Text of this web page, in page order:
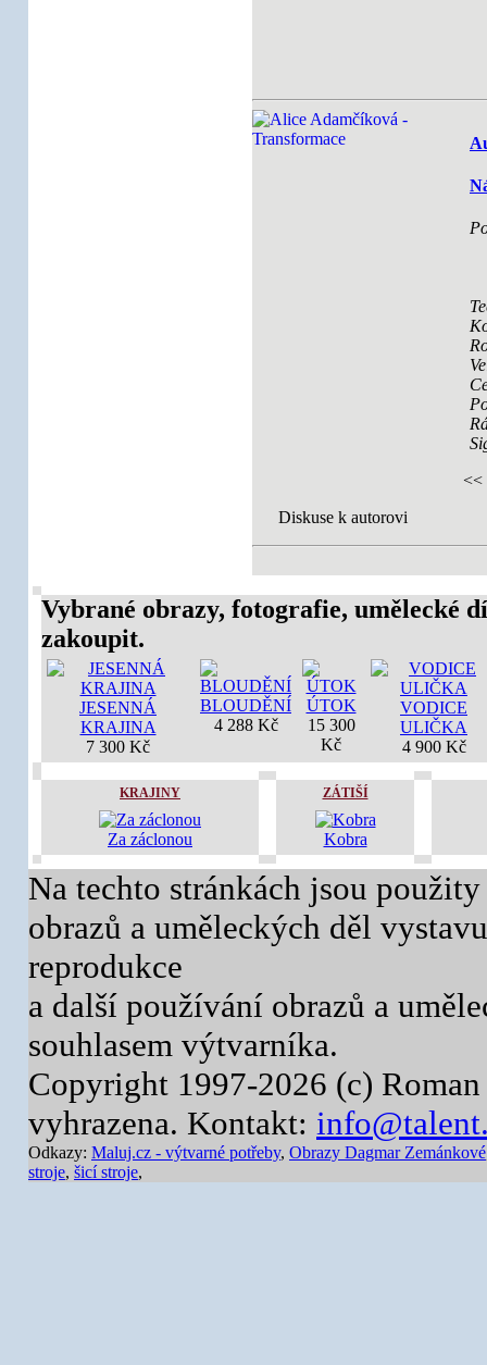
<<
Diskuse k autorovi
Vybrané obrazy, fotografie, umělecké
zakoupit.
JESENNÁ
KRAJINA
7 300 Kč
BLOUDĚNÍ
4 288 Kč
ÚTOK
15 300
Kč
VODICE
ULIČKA
4 900 Kč
KRAJINY
Za záclonou
ZÁTIŠÍ
Kobra
Na techto stránkách jsou
obrazů a uměleckých děl
reprodukce
a další používání obrazů a
souhlasem výtvarníka.
Copyright 1997-2026 (c)
vyhrazena. Kontakt:
Odkazy: Maluj.cz - výtvarné potřeby, Obrazy Dagmar Zemánkové
stroje, šicí stroje,